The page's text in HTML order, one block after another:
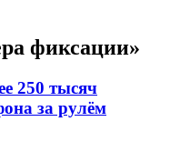
фиксации»
250 тысяч
за рулём